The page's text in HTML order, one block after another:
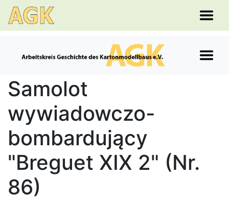
Samolot
wywiadowczo-
bombardujący
"Breguet XIX 2" (Nr.
86)